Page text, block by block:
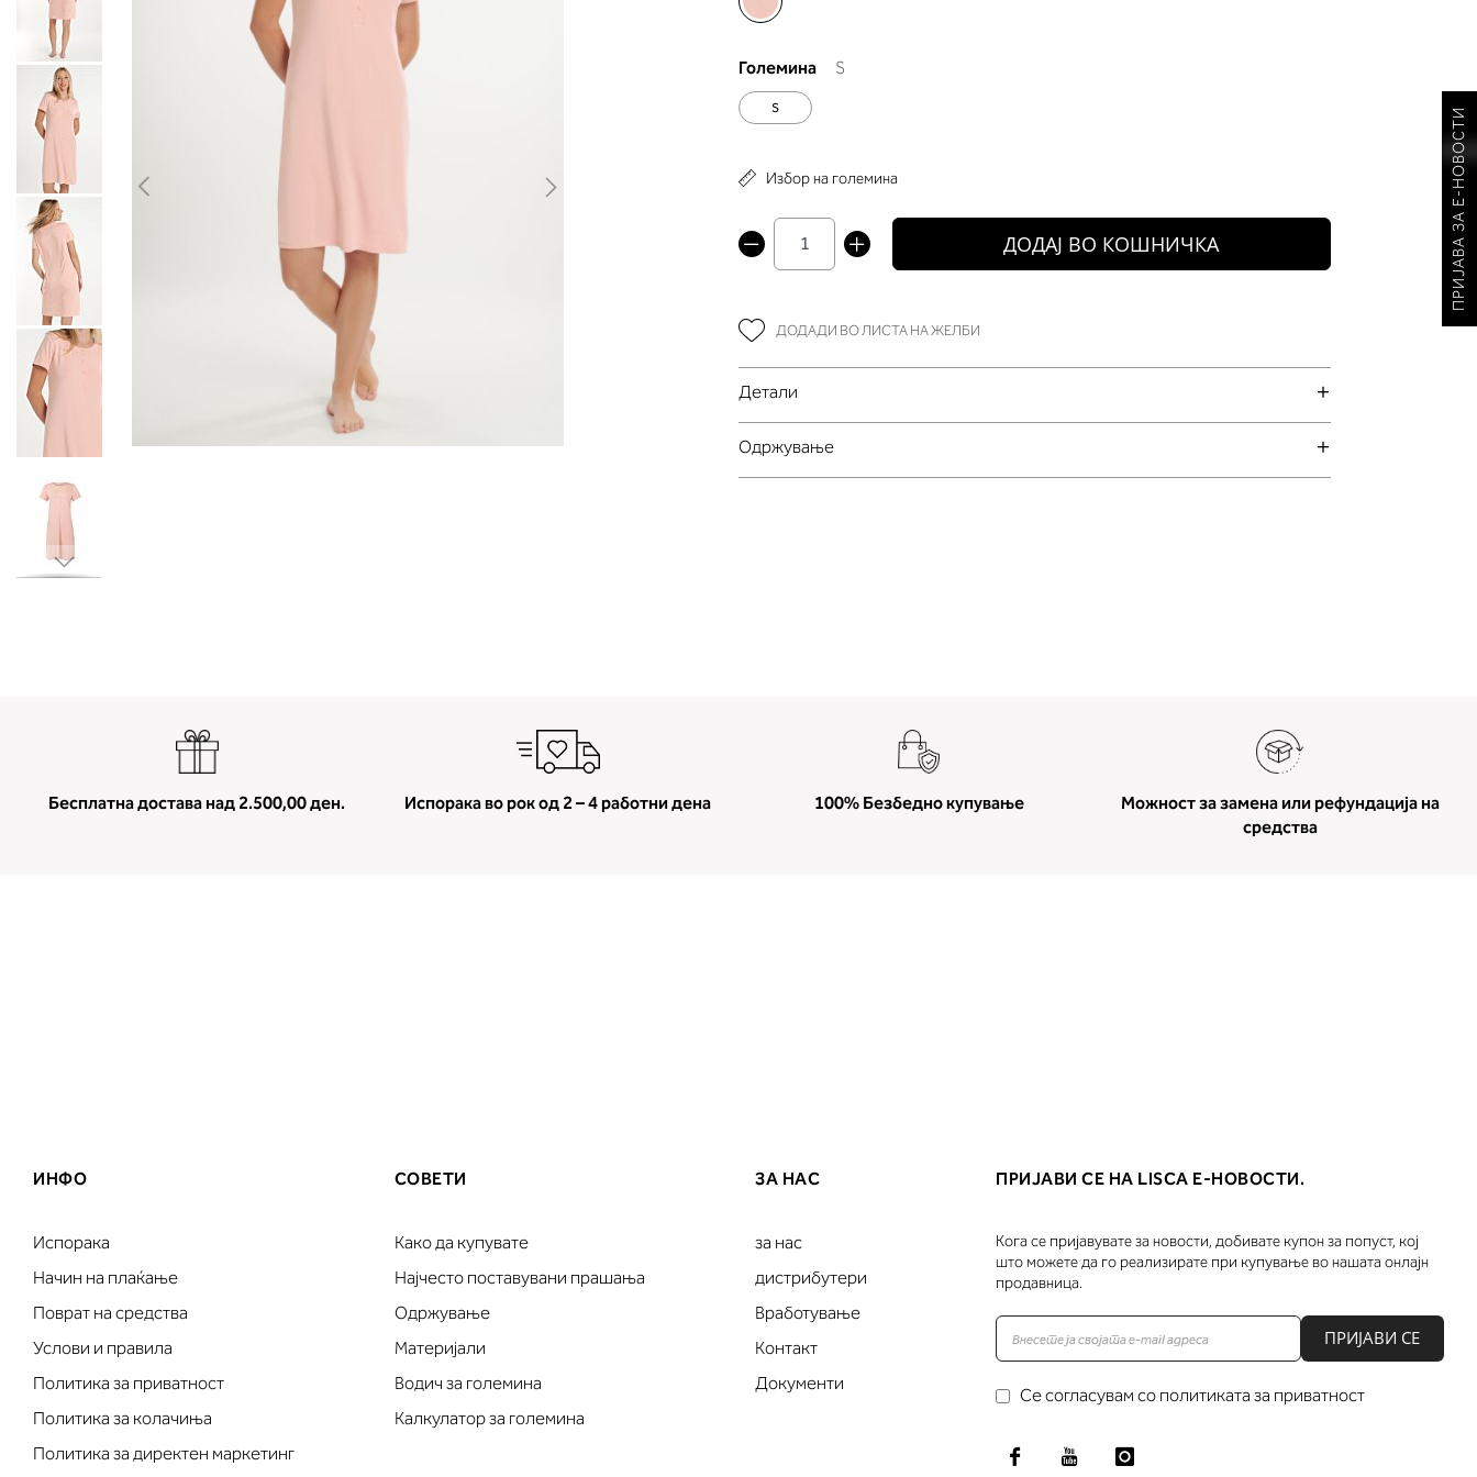
Големина S
S
Избор на големина
ДОДАЈ ВО КОШНИЧКА
ДОДАДИ ВО ЛИСТА НА ЖЕЛБИ
Детали
Oдржување
Бесплатна достава над 2.500,00 ден. Испорака во рок од 2 – 4 работни дена 100% Безбедно купување
Можност за замена или рефундација на
средства
ИНФО
Испорака
Начин на плаќање
Поврат на средства
Услови и правила
Политика за приватност
Политика за колачиња
Политика за директен маркетинг
СОВЕТИ
Како да купувате
Најчесто поставувани прашања
Одржување
Материјали
Водич за големина
Калкулатор за големина
ЗА НАС
за нас
дистрибутери
Вработување
Контакт
Документи
ПРИЈАВИ СЕ НА LISCA Е-НОВОСТИ.
Кога се пријавувате за новости, добивате купон за попуст, кој
што можете да го реализирате при купување во нашата онлајн
продавница.
ПРИЈАВИ СЕ
Се согласувам со политиката за приватност
ПРИЈАВА ЗА Е-НОВОСТИ